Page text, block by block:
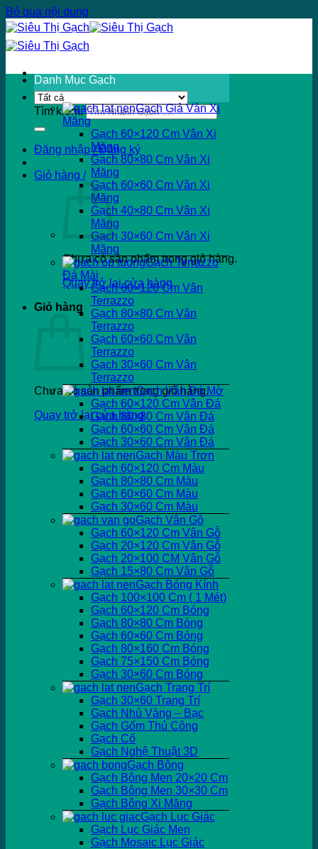
Bỏ qua nội dung
Tìm kiếm:
Đăng nhập / Đăng ký
Giỏ hàng /
Chưa có sản phẩm trong giỏ hàng.
Quay trở lại cửa hàng
Giỏ hàng
Chưa có sản phẩm trong giỏ hàng.
Quay trở lại cửa hàng
Danh Mục Gạch
Gạch Giả Vân Xi
Măng
Gạch 60×120 Cm Vân Xi
Măng
Gạch 80×80 Cm Vân Xi
Măng
Gạch 60×60 Cm Vân Xi
Măng
Gạch 40×80 Cm Vân Xi
Măng
Gạch 30×60 Cm Vân Xi
Măng
Gạch Terrazzo
Đá Mài
Gạch 60×120 Cm Vân
Terrazzo
Gạch 80×80 Cm Vân
Terrazzo
Gạch 60×60 Cm Vân
Terrazzo
Gạch 30×60 Cm Vân
Terrazzo
Gạch Vân Đá Mờ
Gạch 60×120 Cm Vân Đá
Gạch 80×80 Cm Vân Đá
Gạch 60×60 Cm Vân Đá
Gạch 30×60 Cm Vân Đá
Gạch Màu Trơn
Gạch 60×120 Cm Màu
Gạch 80×80 Cm Màu
Gạch 60×60 Cm Màu
Gạch 30×60 Cm Màu
Gạch Vân Gỗ
Gạch 60×120 Cm Vân Gỗ
Gạch 20×120 Cm Vân Gỗ
Gạch 20×100 CM Vân Gỗ
Gạch 15×80 Cm Vân Gỗ
Gạch Bóng Kính
Gạch 100×100 Cm ( 1 Mét)
Gạch 60×120 Cm Bóng
Gạch 80×80 Cm Bóng
Gạch 60×60 Cm Bóng
Gạch 80×160 Cm Bóng
Gạch 75×150 Cm Bóng
Gạch 30×60 Cm Bóng
Gạch Trang Trí
Gạch 30×60 Trang Trí
Gạch Nhủ Vàng – Bạc
Gạch Gốm Thủ Công
Gạch Cổ
Gạch Nghệ Thuật 3D
Gạch Bông
Gạch Bông Men 20×20 Cm
Gạch Bông Men 30×30 Cm
Gạch Bông Xi Măng
Gạch Lục Giác
Gạch Lục Giác Men
Gạch Mosaic Lục Giác